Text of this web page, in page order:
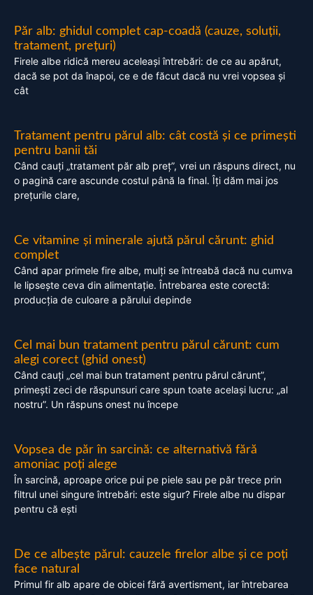
Păr alb: ghidul complet cap-coadă (cauze, soluții,
tratament, prețuri)
Firele albe ridică mereu aceleași întrebări: de ce au apărut,
dacă se pot da înapoi, ce e de făcut dacă nu vrei vopsea și
cât
Tratament pentru părul alb: cât costă și ce primești
pentru banii tăi
Când cauți „tratament păr alb preț”, vrei un răspuns direct, nu
o pagină care ascunde costul până la final. Îți dăm mai jos
prețurile clare,
Ce vitamine și minerale ajută părul cărunt: ghid
complet
Când apar primele fire albe, mulți se întreabă dacă nu cumva
le lipsește ceva din alimentație. Întrebarea este corectă:
producția de culoare a părului depinde
Cel mai bun tratament pentru părul cărunt: cum
alegi corect (ghid onest)
Când cauți „cel mai bun tratament pentru părul cărunt”,
primești zeci de răspunsuri care spun toate același lucru: „al
nostru”. Un răspuns onest nu începe
Vopsea de păr în sarcină: ce alternativă fără
amoniac poți alege
În sarcină, aproape orice pui pe piele sau pe păr trece prin
filtrul unei singure întrebări: este sigur? Firele albe nu dispar
pentru că ești
De ce albește părul: cauzele firelor albe și ce poți
face natural
Primul fir alb apare de obicei fără avertisment, iar întrebarea